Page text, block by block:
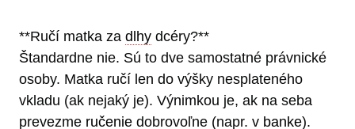
**Ručí matka za dlhy dcéry?**
Štandardne nie. Sú to dve samostatné právnické
osoby. Matka ručí len do výšky nesplateného
vkladu (ak nejaký je). Výnimkou je, ak na seba
prevezme ručenie dobrovoľne (napr. v banke).